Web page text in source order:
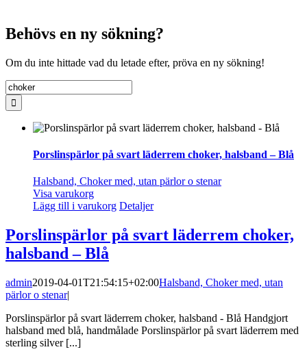
Behövs en ny sökning?
Om du inte hittade vad du letade efter, pröva en ny sökning!
Sök
efter:
Porslinspärlor på svart läderrem choker, halsband – Blå
Halsband, Choker med, utan pärlor o stenar
Visa varukorg
Lägg till i varukorg Detaljer
Porslinspärlor på svart läderrem choker,
halsband – Blå
admin2019-04-01T21:54:15+02:00Halsband, Choker med, utan
pärlor o stenar|
Porslinspärlor på svart läderrem choker, halsband - Blå Handgjort
halsband med blå, handmålade Porslinspärlor på svart läderrem med
sterling silver [...]